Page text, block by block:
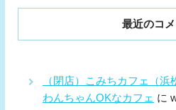
最近のコメ
（閉店）こみちカフェ（
わんちゃんOKなカフェ に